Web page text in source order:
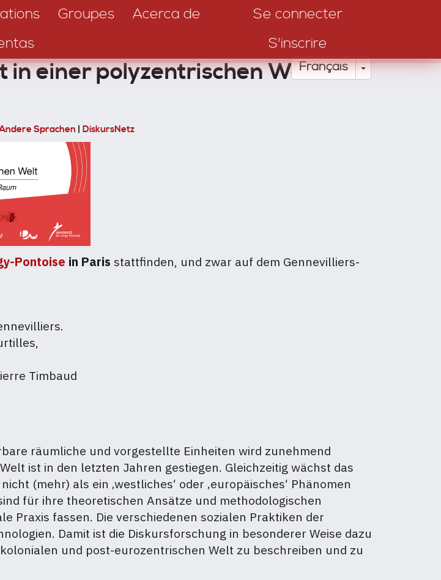
Groupes
Acerca de
Se connecter
S'inscrire
Français Toggle
in einer polyzentrischen Welt
Sprachen | DiskursNetz
Pontoise in Paris stattfinden, und zwar auf dem Gennevilliers-
Timbaud
räumliche und vorgestellte Einheiten wird zunehmend
ist in den letzten Jahren gestiegen. Gleichzeitig wächst das
(mehr) als ein ‚westliches‘ oder ‚europäisches‘ Phänomen
für ihre theoretischen Ansätze und methodologischen
Praxis fassen. Die verschiedenen sozialen Praktiken der
Damit ist die Diskursforschung in besonderer Weise dazu
und post-eurozentrischen Welt zu beschreiben und zu